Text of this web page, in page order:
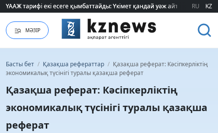
ҮААЖ тарифі екі есеге қымбаттайды: Үкімет қандай уәж айтады?
ҮААЖ тарифі екі есеге қымбаттайды: Үкімет қандай уәж айтады? RU KZ
МӘЗІР
Басты бет / Қазақша рефераттар / Қазақша реферат: Кәсіпкерліктің
экономикалық түсінігі туралы қазақша реферат
Қазақша реферат: Кәсіпкерліктің
экономикалық түсінігі туралы қазақша
реферат